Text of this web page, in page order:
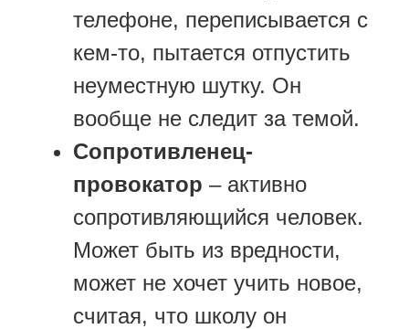
телефоне, переписывается с
кем-то, пытается отпустить
неуместную шутку. Он
вообще не следит за темой.
Сопротивленец-
провокатор – активно
сопротивляющийся человек.
Может быть из вредности,
может не хочет учить новое,
считая, что школу он